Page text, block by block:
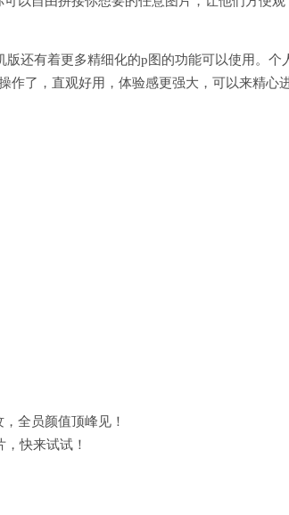
还有着更多精细化的p图的功能可以使用。个
作了，直观好用，体验感更强大，可以来精心
全员颜值顶峰见！
快来试试！